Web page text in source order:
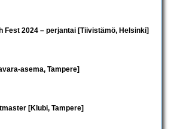
Fest 2024 – perjantai [Tiivistämö, Helsinki]
asema, Tampere]
[Klubi, Tampere]